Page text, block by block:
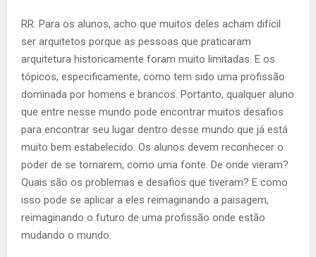
RR: Para os alunos, acho que muitos deles acham difícil
ser arquitetos porque as pessoas que praticaram
arquitetura historicamente foram muito limitadas. E os
tópicos, especificamente, como tem sido uma profissão
dominada por homens e brancos. Portanto, qualquer aluno
que entre nesse mundo pode encontrar muitos desafios
para encontrar seu lugar dentro desse mundo que já está
muito bem estabelecido. Os alunos devem reconhecer o
poder de se tornarem, como uma fonte. De onde vieram?
Quais são os problemas e desafios que tiveram? E como
isso pode se aplicar a eles reimaginando a paisagem,
reimaginando o futuro de uma profissão onde estão
mudando o mundo.